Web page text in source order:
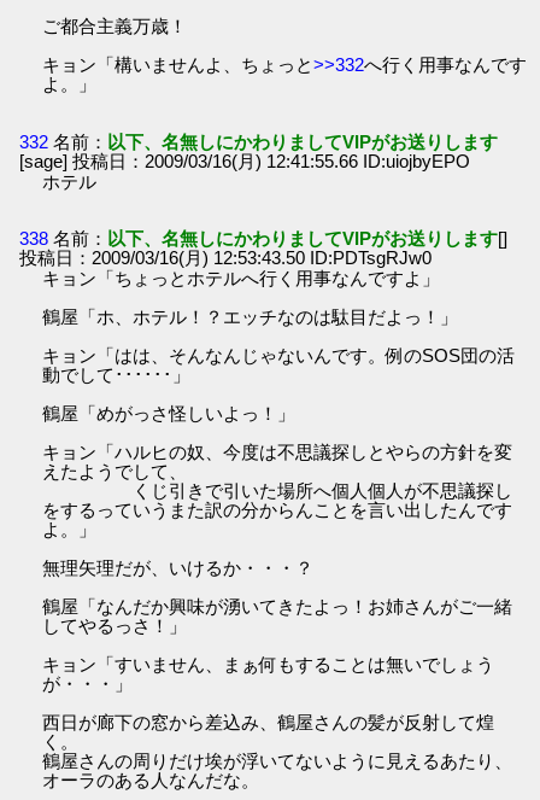
ご都合主義万歳！
キョン「構いませんよ、ちょっと>>332へ行く用事なんです
よ。」
332 名前： 以下、名無しにかわりましてVIPがお送りします
[sage] 投稿日：2009/03/16(月) 12:41:55.66 ID:uiojbyEPO
ホテル
338 名前： 以下、名無しにかわりましてVIPがお送りします[]
投稿日：2009/03/16(月) 12:53:43.50 ID:PDTsgRJw0
キョン「ちょっとホテルへ行く用事なんですよ」
鶴屋「ホ、ホテル！？エッチなのは駄目だよっ！」
キョン「はは、そんなんじゃないんです。例のSOS団の活
動でして･･････」
鶴屋「めがっさ怪しいよっ！」
キョン「ハルヒの奴、今度は不思議探しとやらの方針を変
えたようでして、
くじ引きで引いた場所へ個人個人が不思議探し
をするっていうまた訳の分からんことを言い出したんです
よ。」
無理矢理だが、いけるか・・・？
鶴屋「なんだか興味が湧いてきたよっ！お姉さんがご一緒
してやるっさ！」
キョン「すいません、まぁ何もすることは無いでしょう
が・・・」
西日が廊下の窓から差込み、鶴屋さんの髪が反射して煌
く。
鶴屋さんの周りだけ埃が浮いてないように見えるあたり、
オーラのある人なんだな。